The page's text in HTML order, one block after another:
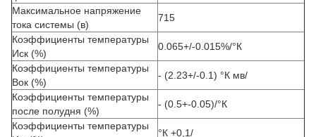
Максимальное напряжение
тока системы (в)
715
Коэффициенты температуры
Иск (%)
0.065+/-0.015%/°К
Коэффициенты температуры
Вок (%)
- (2.23+/-0.1) °К мв/
Коэффициенты температуры
после полудня (%)
- (0.5+-0.05)/°К
Коэффициенты температуры
°К +0,1/